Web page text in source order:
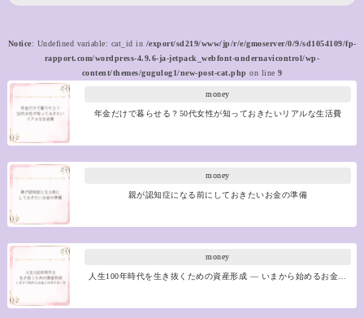
Notice: Undefined variable: cat_id in /export/sd219/www/jp/r/e/gmoserver/0/9/sd1054109/fp-
rapport.com/wordpress-4.9.6-ja-jetpack_webfont-undernavicontrol/wp-
content/themes/gugulog1/new-post-cat.php on line 9
money
年金だけで暮らせる？50代女性が知っておきたいリアルな生活費
money
親が認知症になる前にしておきたいお金の準備
money
人生100年時代を生き抜くための資産形成 ― いまから始めるお金…